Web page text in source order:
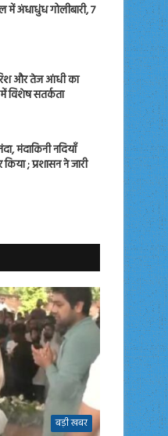
अंधाधुंध गोलीबारी, 7
और तेज आंधी का
विशेष सतर्कता
मंदाकिनी नदियाँ
; प्रशासन ने जारी
बड़ी खबर